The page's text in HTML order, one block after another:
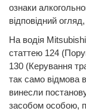
ознаки
відповідний
На водія
статтею 124
130 (Керування
так само відмова
винесли
засобом особою,